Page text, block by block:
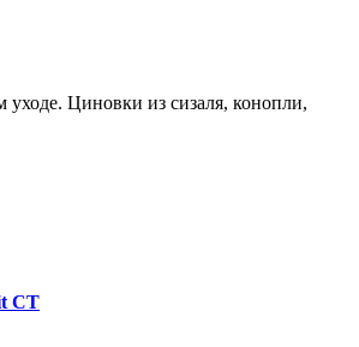
Циновки из сизаля, конопли,
CT